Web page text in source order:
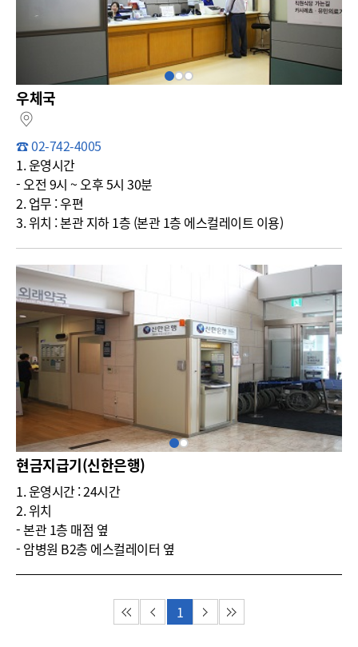
우체국
☎ 02-742-4005
1. 운영시간
- 오전 9시 ~ 오후 5시 30분
2. 업무 : 우편
3. 위치 : 본관 지하 1층 (본관 1층 에스컬레이트 이용)
현금지급기(신한은행)
1. 운영시간 : 24시간
2. 위치
- 본관 1층 매점 옆
- 암병원 B2층 에스컬레이터 옆
첫 페이지이전 페이지
1
다음 페이지마지막 페이지